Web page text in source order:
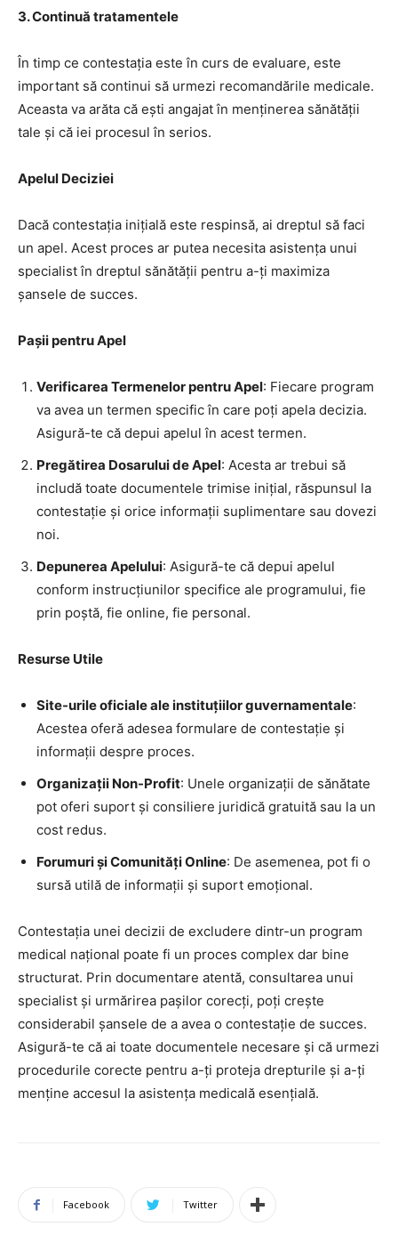
3.Continuă tratamentele
În timp ce contestația este în curs de evaluare, este
important să continui să urmezi recomandările medicale.
Aceasta va arăta că ești angajat în menținerea sănătății
tale și că iei procesul în serios.
Apelul Deciziei
Dacă contestația inițială este respinsă, ai dreptul să faci
un apel. Acest proces ar putea necesita asistența unui
specialist în dreptul sănătății pentru a-ți maximiza
șansele de succes.
Pașii pentru Apel
Verificarea Termenelor pentru Apel: Fiecare program
va avea un termen specific în care poți apela decizia.
Asigură-te că depui apelul în acest termen.
Pregătirea Dosarului de Apel: Acesta ar trebui să
includă toate documentele trimise inițial, răspunsul la
contestație și orice informații suplimentare sau dovezi
noi.
Depunerea Apelului: Asigură-te că depui apelul
conform instrucțiunilor specifice ale programului, fie
prin poștă, fie online, fie personal.
Resurse Utile
Site-urile oficiale ale instituțiilor guvernamentale:
Acestea oferă adesea formulare de contestație și
informații despre proces.
Organizații Non-Profit: Unele organizații de sănătate
pot oferi suport și consiliere juridică gratuită sau la un
cost redus.
Forumuri și Comunități Online: De asemenea, pot fi o
sursă utilă de informații și suport emoțional.
Contestația unei decizii de excludere dintr-un program
medical național poate fi un proces complex dar bine
structurat. Prin documentare atentă, consultarea unui
specialist și urmărirea pașilor corecți, poți crește
considerabil șansele de a avea o contestație de succes.
Asigură-te că ai toate documentele necesare și că urmezi
procedurile corecte pentru a-ți proteja drepturile și a-ți
menține accesul la asistența medicală esențială.
Facebook Twitter